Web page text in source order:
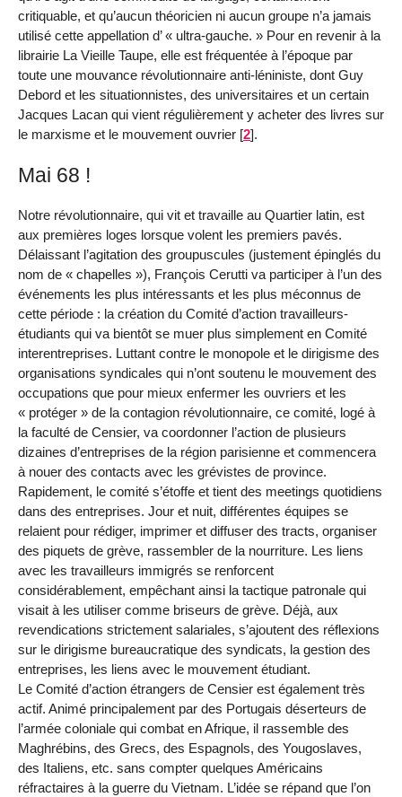
critiquable, et qu’aucun théoricien ni aucun groupe n’a jamais
utilisé cette appellation d’ « ultra-gauche. » Pour en revenir à la
librairie La Vieille Taupe, elle est fréquentée à l’époque par
toute une mouvance révolutionnaire anti-léniniste, dont Guy
Debord et les situationnistes, des universitaires et un certain
Jacques Lacan qui vient régulièrement y acheter des livres sur
le marxisme et le mouvement ouvrier [2].
Mai 68 !
Notre révolutionnaire, qui vit et travaille au Quartier latin, est
aux premières loges lorsque volent les premiers pavés.
Délaissant l’agitation des groupuscules (justement épinglés du
nom de « chapelles »), François Cerutti va participer à l’un des
événements les plus intéressants et les plus méconnus de
cette période : la création du Comité d’action travailleurs-
étudiants qui va bientôt se muer plus simplement en Comité
interentreprises. Luttant contre le monopole et le dirigisme des
organisations syndicales qui n’ont soutenu le mouvement des
occupations que pour mieux enfermer les ouvriers et les
« protéger » de la contagion révolutionnaire, ce comité, logé à
la faculté de Censier, va coordonner l’action de plusieurs
dizaines d’entreprises de la région parisienne et commencera
à nouer des contacts avec les grévistes de province.
Rapidement, le comité s’étoffe et tient des meetings quotidiens
dans des entreprises. Jour et nuit, différentes équipes se
relaient pour rédiger, imprimer et diffuser des tracts, organiser
des piquets de grève, rassembler de la nourriture. Les liens
avec les travailleurs immigrés se renforcent
considérablement, empêchant ainsi la tactique patronale qui
visait à les utiliser comme briseurs de grève. Déjà, aux
revendications strictement salariales, s’ajoutent des réflexions
sur le dirigisme bureaucratique des syndicats, la gestion des
entreprises, les liens avec le mouvement étudiant.
Le Comité d’action étrangers de Censier est également très
actif. Animé principalement par des Portugais déserteurs de
l’armée coloniale qui combat en Afrique, il rassemble des
Maghrébins, des Grecs, des Espagnols, des Yougoslaves,
des Italiens, etc. sans compter quelques Américains
réfractaires à la guerre du Vietnam. L’idée se répand que l’on